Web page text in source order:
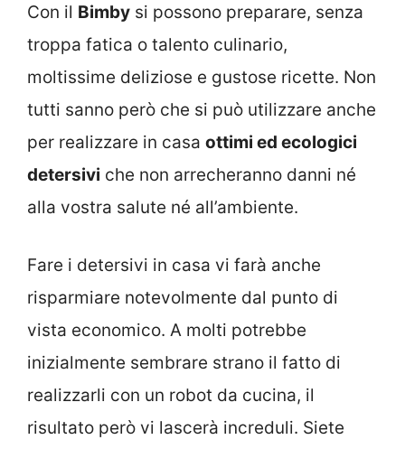
Con il Bimby si possono preparare, senza
troppa fatica o talento culinario,
moltissime deliziose e gustose ricette. Non
tutti sanno però che si può utilizzare anche
per realizzare in casa ottimi ed ecologici
detersivi che non arrecheranno danni né
alla vostra salute né all’ambiente.
Fare i detersivi in casa vi farà anche
risparmiare notevolmente dal punto di
vista economico. A molti potrebbe
inizialmente sembrare strano il fatto di
realizzarli con un robot da cucina, il
risultato però vi lascerà increduli. Siete